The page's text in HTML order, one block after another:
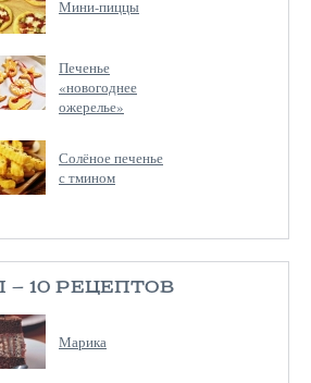
Мини-пиццы
Печенье
«новогоднее
ожерелье»
Солёное печенье
с тмином
— 10 РЕЦЕПТОВ
Марика